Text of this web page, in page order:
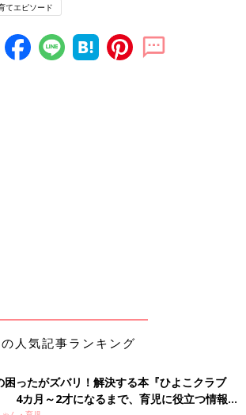
てエピソード
人気記事ランキング
困ったがズバリ！解決する本『ひよこクラブ
4カ月～2才になるまで、育児に役立つ情報が